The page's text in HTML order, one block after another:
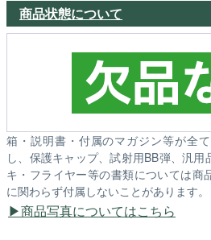
商品状態について
箱・説明書・付属のマガジン等が全
し、保護キャップ、試射用BB弾、汎
キ・フライヤー等の書類については商
に関わらず付属しないことがあります。
商品写真についてはこちら